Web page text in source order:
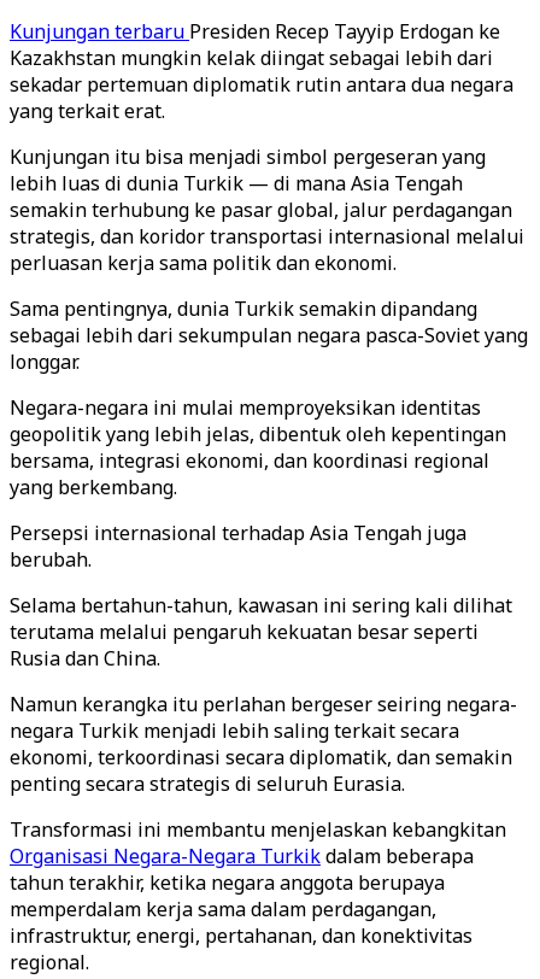
Kunjungan terbaru Presiden Recep Tayyip Erdogan ke
Kazakhstan mungkin kelak diingat sebagai lebih dari
sekadar pertemuan diplomatik rutin antara dua negara
yang terkait erat.
Kunjungan itu bisa menjadi simbol pergeseran yang
lebih luas di dunia Turkik — di mana Asia Tengah
semakin terhubung ke pasar global, jalur perdagangan
strategis, dan koridor transportasi internasional melalui
perluasan kerja sama politik dan ekonomi.
Sama pentingnya, dunia Turkik semakin dipandang
sebagai lebih dari sekumpulan negara pasca-Soviet yang
longgar.
Negara-negara ini mulai memproyeksikan identitas
geopolitik yang lebih jelas, dibentuk oleh kepentingan
bersama, integrasi ekonomi, dan koordinasi regional
yang berkembang.
Persepsi internasional terhadap Asia Tengah juga
berubah.
Selama bertahun-tahun, kawasan ini sering kali dilihat
terutama melalui pengaruh kekuatan besar seperti
Rusia dan China.
Namun kerangka itu perlahan bergeser seiring negara-
negara Turkik menjadi lebih saling terkait secara
ekonomi, terkoordinasi secara diplomatik, dan semakin
penting secara strategis di seluruh Eurasia.
Transformasi ini membantu menjelaskan kebangkitan
Organisasi Negara-Negara Turkikdalam beberapa
tahun terakhir, ketika negara anggota berupaya
memperdalam kerja sama dalam perdagangan,
infrastruktur, energi, pertahanan, dan konektivitas
regional.